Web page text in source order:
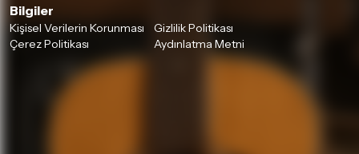
Bilgiler
Kişisel Verilerin Korunması
Gizlilik Politikası
Çerez Politikası
Aydınlatma Metni